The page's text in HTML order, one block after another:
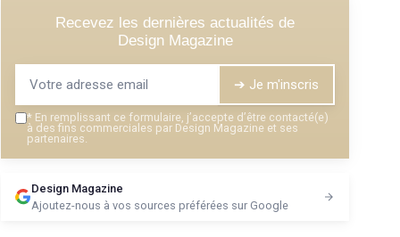
Recevez les dernières actualités de
Design Magazine
➔ Je m'inscris
* En remplissant ce formulaire, j’accepte d’être contacté(e)
à des fins commerciales par Design Magazine et ses
partenaires.
Design Magazine
Ajoutez-nous à vos sources préférées sur Google